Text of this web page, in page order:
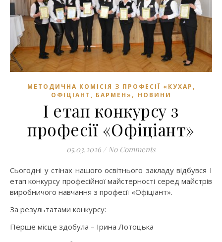
МЕТОДИЧНА КОМІСІЯ З ПРОФЕСІЇ «КУХАР,
ОФІЦІАНТ, БАРМЕН» , НОВИНИ
І етап конкурсу з
професії «Офіціант»
05.03.2026 / No Comments
Сьогодні у стінах нашого освітнього закладу відбувся І
етап конкурсу професійної майстерності серед майстрів
виробничого навчання з професії «Офіціант».
За результатами конкурсу:
Перше місце здобула – Ірина Лотоцька